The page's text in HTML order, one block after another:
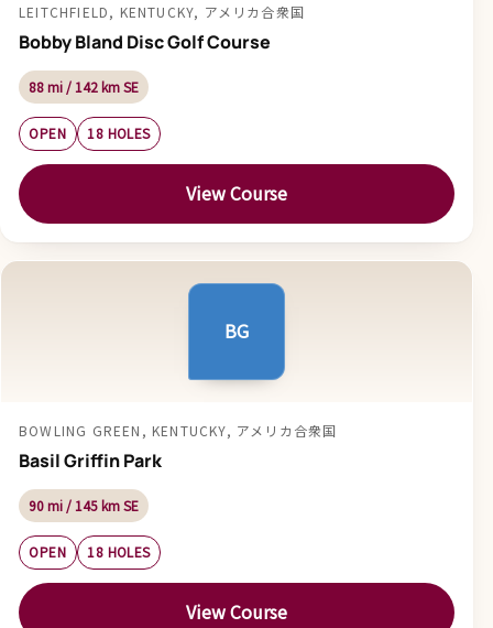
LEITCHFIELD, KENTUCKY, アメリカ合衆国
Bobby Bland Disc Golf Course
88 mi / 142 km SE
OPEN 18 HOLES
View Course
BG
BOWLING GREEN, KENTUCKY, アメリカ合衆国
Basil Griffin Park
90 mi / 145 km SE
OPEN 18 HOLES
View Course